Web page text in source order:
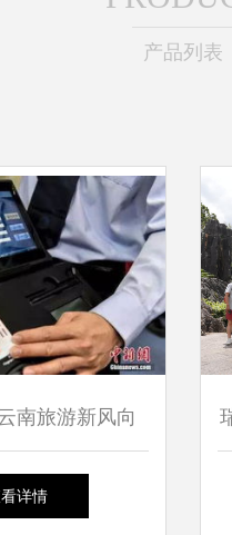
产品列表
南旅游新风向
服务迎变革
详情